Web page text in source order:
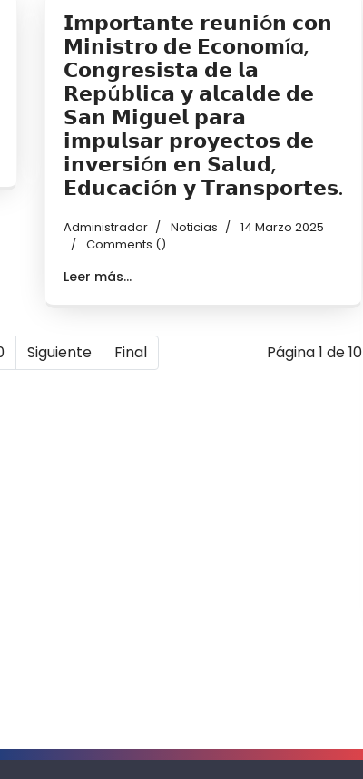
𝗜𝗺𝗽𝗼𝗿𝘁𝗮𝗻𝘁𝗲 𝗿𝗲𝘂𝗻𝗶ó𝗻 𝗰𝗼𝗻
𝗠𝗶𝗻𝗶𝘀𝘁𝗿𝗼 𝗱𝗲 𝗘𝗰𝗼𝗻𝗼𝗺ía,
𝗖𝗼𝗻𝗴𝗿𝗲𝘀𝗶𝘀𝘁𝗮 𝗱𝗲 𝗹𝗮
𝗥𝗲𝗽ú𝗯𝗹𝗶𝗰𝗮 𝘆 𝗮𝗹𝗰𝗮𝗹𝗱𝗲 𝗱𝗲
𝗦𝗮𝗻 𝗠𝗶𝗴𝘂𝗲𝗹 𝗽𝗮𝗿𝗮
𝗶𝗺𝗽𝘂𝗹𝘀𝗮𝗿 𝗽𝗿𝗼𝘆𝗲𝗰𝘁𝗼𝘀 𝗱𝗲
𝗶𝗻𝘃𝗲𝗿𝘀𝗶ó𝗻 𝗲𝗻 𝗦𝗮𝗹𝘂𝗱,
𝗘𝗱𝘂𝗰𝗮𝗰𝗶ó𝗻 𝘆 𝗧𝗿𝗮𝗻𝘀𝗽𝗼𝗿𝘁𝗲𝘀.
Administrador Noticias
14 Marzo 2025
Comments ()
Leer más...
Siguiente Final Página 1 de 10